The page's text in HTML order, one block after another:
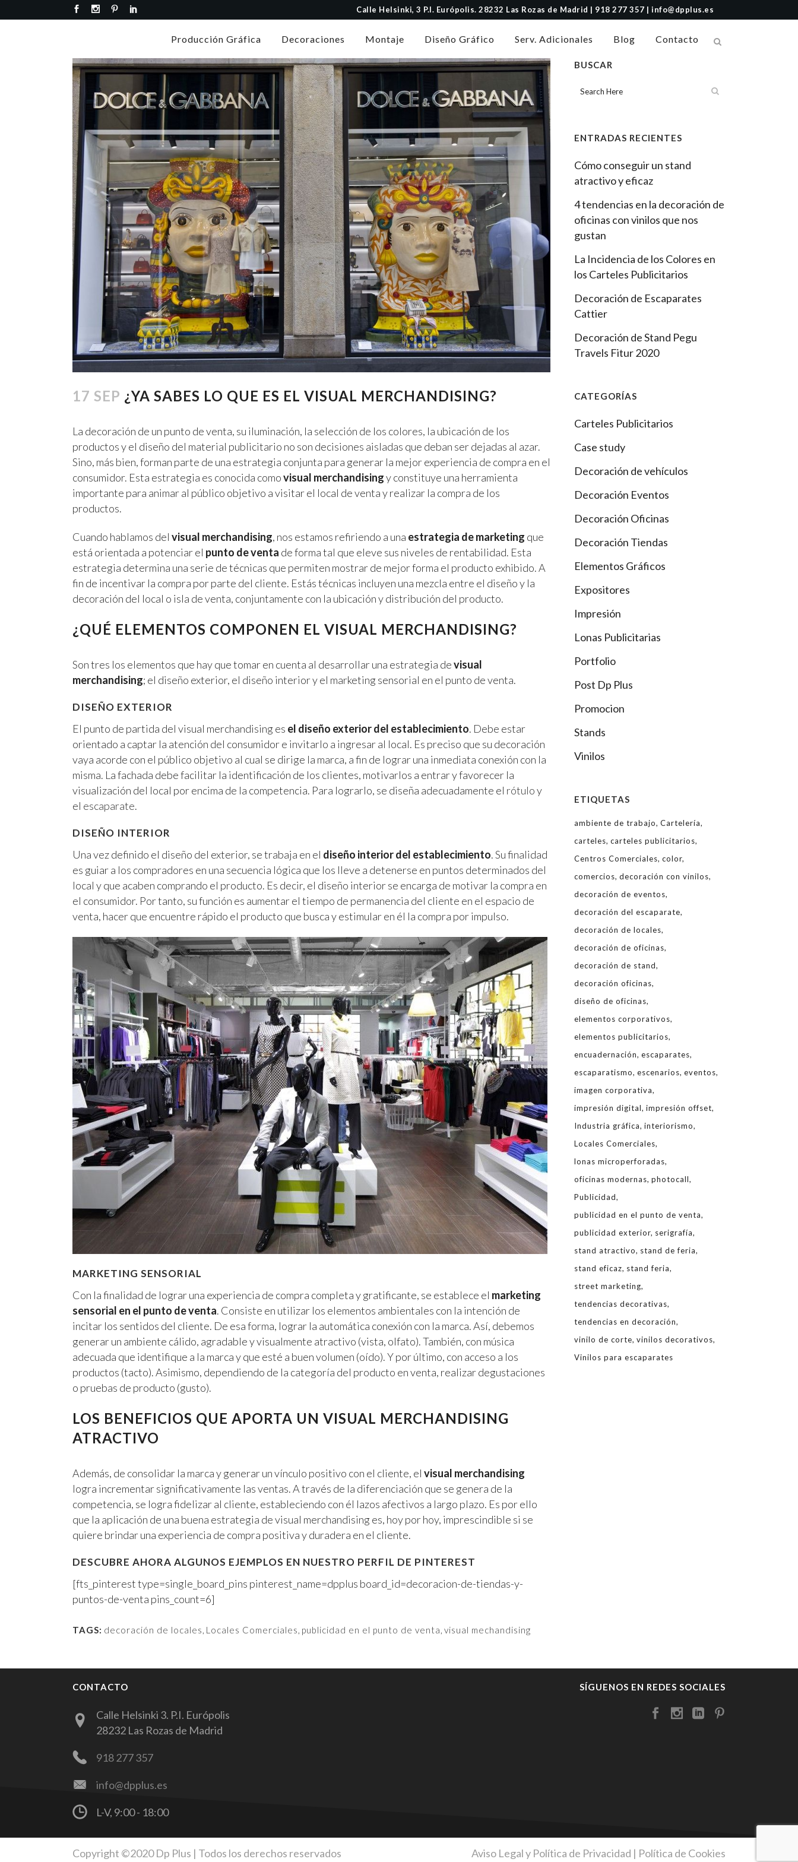
Calle Helsinki, 3 P.I. Európolis. 28232 Las Rozas de Madrid | 918 277 357 | info@dpplus.es
Producción Gráfica Decoraciones Montaje Diseño Gráfico Serv. Adicionales Blog Contacto
17 SEP ¿YA SABES LO QUE ES EL VISUAL MERCHANDISING?
La decoración de un punto de venta, su iluminación, la selección de los colores, la ubicación de los
productos y el diseño del material publicitario no son decisiones aisladas que deban ser dejadas al azar.
Sino, más bien, forman parte de una estrategia conjunta para generar la mejor experiencia de compra en el
consumidor. Esta estrategia es conocida comovisual merchandisingy constituye una herramienta
importante para animar al público objetivo a visitar el local de venta y realizar la compra de los
productos.
Cuando hablamos del visual merchandising, nos estamos refiriendo a una estrategia de marketing que
está orientada a potenciar el punto de venta de forma tal que eleve sus niveles de rentabilidad. Esta
estrategia determina una serie de técnicas que permiten mostrar de mejor forma el producto exhibido. A
fin de incentivar la compra por parte del cliente. Estás técnicas incluyen una mezcla entre el diseño y la
decoración del local o isla de venta, conjuntamente con la ubicación y distribución del producto.
¿QUÉ ELEMENTOS COMPONEN EL VISUAL MERCHANDISING?
Son tres los elementos que hay que tomar en cuenta al desarrollar una estrategia devisual
merchandising; el diseño exterior, el diseño interior y el marketing sensorial en el punto de venta.
DISEÑO EXTERIOR
El punto de partida del visual merchandising es el diseño exterior del establecimiento. Debe estar
orientado a captar la atención del consumidor e invitarlo a ingresar al local. Es preciso que su decoración
vaya acorde con el público objetivo al cual se dirige la marca, a fin de lograr una inmediata conexión con la
misma. La fachada debe facilitar la identificación de los clientes, motivarlos a entrar y favorecer la
visualización del local por encima de la competencia. Para lograrlo, se diseña adecuadamente el rótuloy
el escaparate.
DISEÑO INTERIOR
Una vez definido el diseño del exterior, se trabaja en el diseño interior del establecimiento. Su finalidad
es guiar a los compradores en una secuencia lógica que los lleve a detenerse en puntos determinados del
local y que acaben comprando el producto. Es decir, el diseño interior se encarga de motivar la compra en
el consumidor. Por tanto, su función es aumentar el tiempo de permanencia del cliente en el espacio de
venta, hacer que encuentre rápido el producto que busca y estimular en él la compra por impulso.
MARKETING SENSORIAL
Con la finalidad de lograr una experiencia de compra completa y gratificante, se establece el marketing
sensorial en el punto de venta. Consiste en utilizar los elementos ambientales con la intención de
incitar los sentidos del cliente. De esa forma, lograr la automática conexión con la marca. Así, debemos
generar un ambiente cálido, agradable y visualmente atractivo (vista, olfato). También, con música
adecuada que identifique a la marca y que esté a buen volumen (oído). Y por último, con acceso a los
productos (tacto). Asimismo, dependiendo de la categoría del producto en venta, realizar degustaciones
o pruebas de producto (gusto).
LOS BENEFICIOS QUE APORTA UN VISUAL MERCHANDISING
ATRACTIVO
Además, de consolidar la marca y generar un vínculo positivo con el cliente, el visual merchandising
logra incrementar significativamente las ventas. A través de la diferenciación que se genera de la
competencia, se logra fidelizar al cliente, estableciendo con él lazos afectivos a largo plazo. Es por ello
que la aplicación de una buena estrategia de visual merchandising es, hoy por hoy, imprescindible si se
quiere brindar una experiencia de compra positiva y duradera en el cliente.
DESCUBRE AHORA ALGUNOS EJEMPLOS EN NUESTRO PERFIL DE PINTEREST
[fts_pinterest type=single_board_pins pinterest_name=dpplus board_id=decoracion-de-tiendas-y-
puntos-de-venta pins_count=6]
TAGS: decoración de locales, Locales Comerciales, publicidad en el punto de venta, visual mechandising
BUSCAR
ENTRADAS RECIENTES
Cómo conseguir un stand
atractivo y eficaz
4 tendencias en la decoración de
oficinas con vinilos que nos
gustan
La Incidencia de los Colores en
los Carteles Publicitarios
Decoración de Escaparates
Cattier
Decoración de Stand Pegu
Travels Fitur 2020
CATEGORÍAS
Carteles Publicitarios
Case study
Decoración de vehículos
Decoración Eventos
Decoración Oficinas
Decoración Tiendas
Elementos Gráficos
Expositores
Impresión
Lonas Publicitarias
Portfolio
Post Dp Plus
Promocion
Stands
Vinilos
ETIQUETAS
ambiente de trabajo Cartelería
carteles carteles publicitarios
Centros Comerciales color
comercios decoración con vinilos
decoración de eventos
decoración del escaparate
decoración de locales
decoración de oficinas
decoración de stand
decoración oficinas
diseño de oficinas
elementos corporativos
elementos publicitarios
encuadernación escaparates
escaparatismo escenarios eventos
imagen corporativa
impresión digital impresión offset
Industria gráfica interiorismo
Locales Comerciales
lonas microperforadas
oficinas modernas photocall
Publicidad
publicidad en el punto de venta
publicidad exterior serigrafía
stand atractivo
stand de feria
stand eficaz stand feria
street marketing
tendencias decorativas
tendencias en decoración
vinilo de corte vinilos decorativos
Vinilos para escaparates
CONTACTO
Calle Helsinki 3. P.I. Európolis
28232 Las Rozas de Madrid
918 277 357
info@dpplus.es
L-V, 9:00 - 18:00
SÍGUENOS EN REDES SOCIALES
Copyright ©2020 Dp Plus | Todos los derechos reservados Aviso Legal y Política de Privacidad | Política de Cookies